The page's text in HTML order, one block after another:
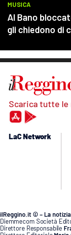
Scarica tutte le
LaC Network
ilReggino.it © – La
Diemmecom Società
Direttore Responsabile